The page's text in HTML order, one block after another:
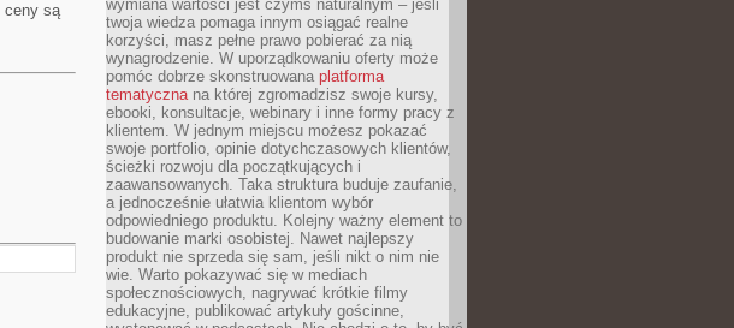
ceny są
wymiana wartości jest czymś naturalnym – jeśli
twoja wiedza pomaga innym osiągać realne
korzyści, masz pełne prawo pobierać za nią
wynagrodzenie. W uporządkowaniu oferty może
pomóc dobrze skonstruowana platforma
tematycznana której zgromadzisz swoje kursy,
ebooki, konsultacje, webinary i inne formy pracy z
klientem. W jednym miejscu możesz pokazać
swoje portfolio, opinie dotychczasowych klientów,
ścieżki rozwoju dla początkujących i
zaawansowanych. Taka struktura buduje zaufanie,
a jednocześnie ułatwia klientom wybór
odpowiedniego produktu. Kolejny ważny element to
budowanie marki osobistej. Nawet najlepszy
produkt nie sprzeda się sam, jeśli nikt o nim nie
wie. Warto pokazywać się w mediach
społecznościowych, nagrywać krótkie filmy
edukacyjne, publikować artykuły gościnne,